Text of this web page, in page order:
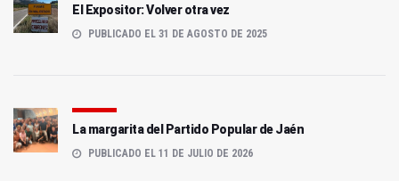
El Expositor: Volver otra vez
PUBLICADO EL 31 DE AGOSTO DE 2025
La margarita del Partido Popular de Jaén
PUBLICADO EL 11 DE JULIO DE 2026